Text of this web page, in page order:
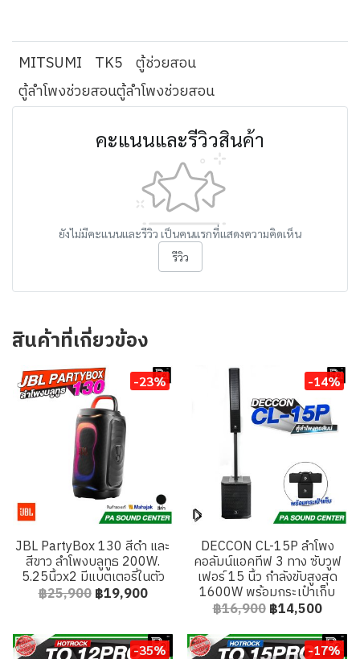
MITSUMI TK5 ตู้ช่วยสอน
ตู้ลำโพงช่วยสอนตู้ลำโพงช่วยสอน
คะแนนและรีวิวสินค้า
ยังไม่มีคะแนนและรีวิว เป็นคนแรกที่แสดงความคิดเห็น
รีวิว
สินค้าที่เกี่ยวข้อง
-23%
JBL PartyBox 130 สีดำ และ
สีขาว ลำโพงบลูทูธ 200W.
5.25นิ้วx2 มีแบตเตอรี่ในตัว
฿25,900 ฿19,900
-14%
DECCON CL-15P ลำโพง
คอลัมน์แอคทีฟ 3 ทาง ซับวูฟ
เฟอร์ 15 นิ้ว กำลังขับสูงสุด
1600W พร้อมกระเป๋าเก็บ
฿16,900 ฿14,500
-35% -17%